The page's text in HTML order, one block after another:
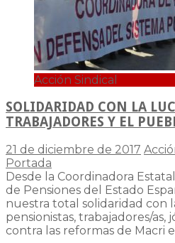
Acción Sindical
SOLIDARIDAD CON LA
TRABAJADORES Y EL
21 de diciembre de 2017
Portada
Desde la Coordinadora
de Pensiones del Estado
nuestra total solidaridad con
pensionistas, trabajadores/as,
contra las reformas de Macri